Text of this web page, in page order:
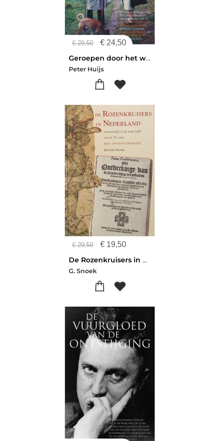
€29,50 € 24,50
Geroepen door het wereldhart
Peter Huijs
€29,50 € 19,50
De Rozenkruisers in Nederland
G. Snoek